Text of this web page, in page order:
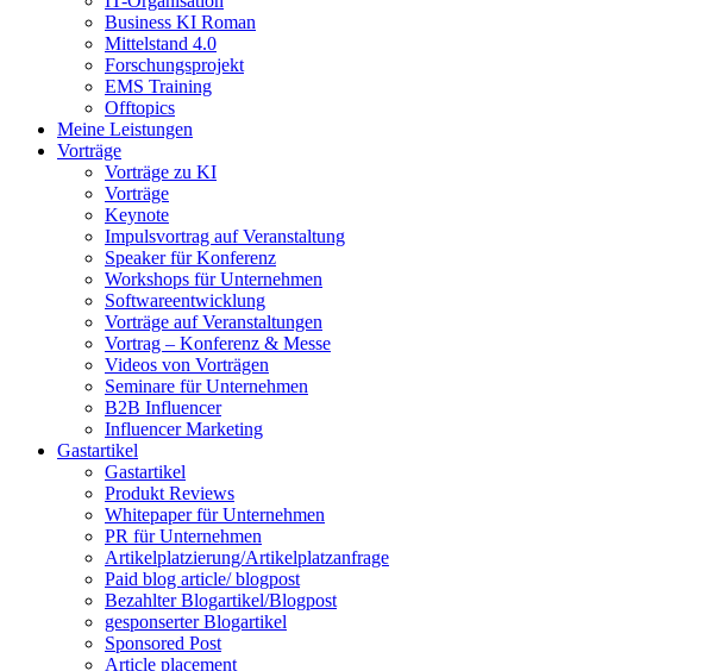
Business KI Roman
Mittelstand 4.0
Forschungsprojekt
EMS Training
Offtopics
Meine Leistungen
Vorträge
Vorträge zu KI
Vorträge
Keynote
Impulsvortrag auf Veranstaltung
Speaker für Konferenz
Workshops für Unternehmen
Softwareentwicklung
Vorträge auf Veranstaltungen
Vortrag – Konferenz & Messe
Videos von Vorträgen
Seminare für Unternehmen
B2B Influencer
Influencer Marketing
Gastartikel
Gastartikel
Produkt Reviews
Whitepaper für Unternehmen
PR für Unternehmen
Artikelplatzierung/Artikelplatzanfrage
Paid blog article/ blogpost
Bezahlter Blogartikel/Blogpost
gesponserter Blogartikel
Sponsored Post
Article placement